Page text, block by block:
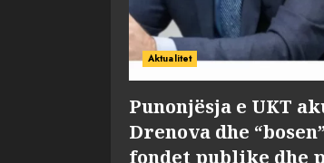
Aktualitet
Punonjësja e UKT
Drenova dhe
fondet publike dhe